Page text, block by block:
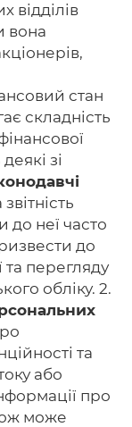
відділів
вона
стан
складність
зі
до неї часто
до
та перегляду
обліку. 2.
та
або
про
може